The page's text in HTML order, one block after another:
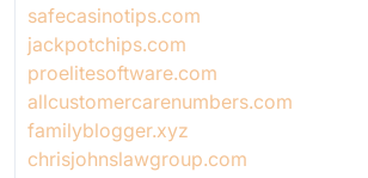
safecasinotips.com
jackpotchips.com
proelitesoftware.com
allcustomercarenumbers.com
familyblogger.xyz
chrisjohnslawgroup.com